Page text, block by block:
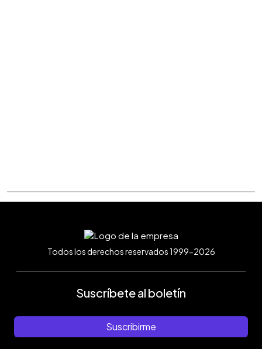
Todos los derechos reservados 1999-2026
Suscríbete al boletín
Suscribirme